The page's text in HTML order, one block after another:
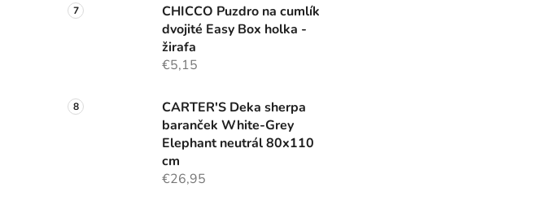
CHICCO Puzdro na cumlík
dvojité Easy Box holka -
žirafa
€5,15
CARTER'S Deka sherpa
baranček White-Grey
Elephant neutrál 80x110
cm
€26,95